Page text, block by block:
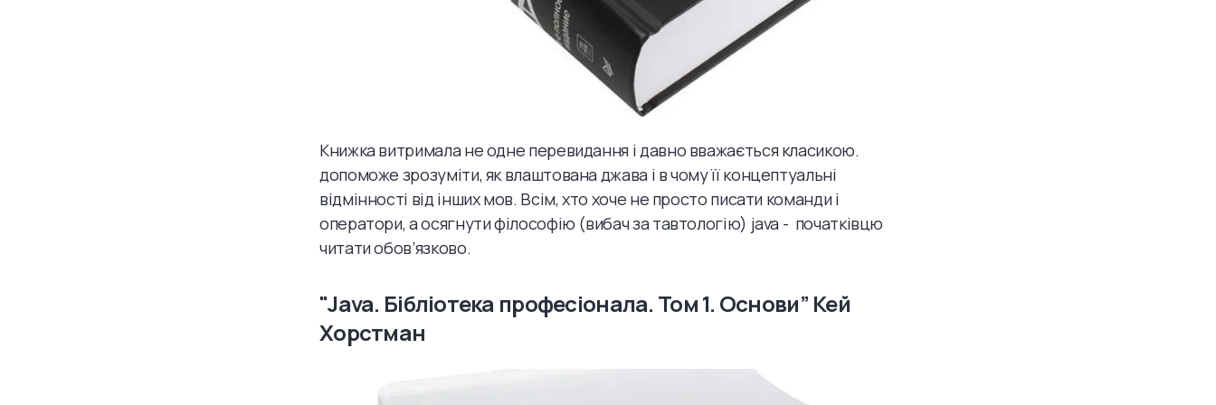
Книжка витримала не одне перевидання і давно вважається класикою.
допоможе зрозуміти, як влаштована джава і в чому її концептуальні
відмінності від інших мов. Всім, хто хоче не просто писати команди і
оператори, а осягнути філософію (вибач за тавтологію) java - початківцю
читати обов’язково.
"Java. Бібліотека професіонала. Том 1. Основи” Кей
Хорстман